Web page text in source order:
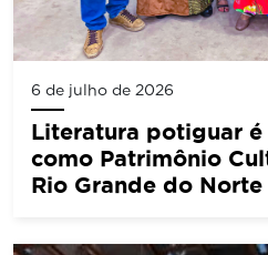
6 de julho de 2026
Literatura potiguar é
como Patrimônio
Rio Grande do Norte